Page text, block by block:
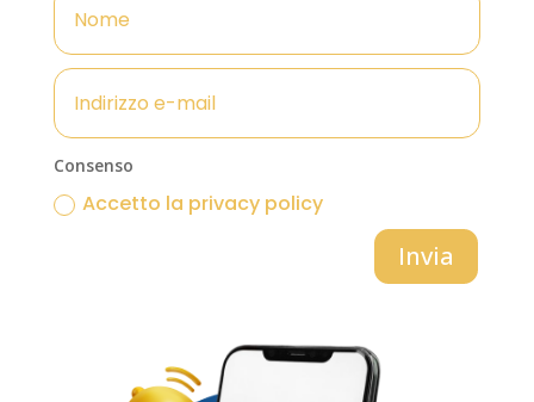
Consenso
Accetto la privacy policy
Invia